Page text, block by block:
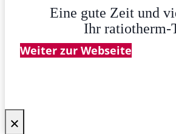
Eine gute Zeit und
Ihr ratiotherm-
Weiter zur Webseite